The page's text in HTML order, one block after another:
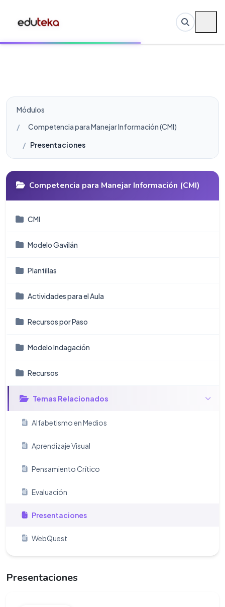
Módulos
Competencia para Manejar Información (CMI)
Presentaciones
Competencia para Manejar Información (CMI)
CMI
Modelo Gavilán
Plantillas
Actividades para el Aula
Recursos por Paso
Modelo Indagación
Recursos
Temas Relacionados
Alfabetismo en Medios
Aprendizaje Visual
Pensamiento Crítico
Evaluación
Presentaciones
WebQuest
Presentaciones